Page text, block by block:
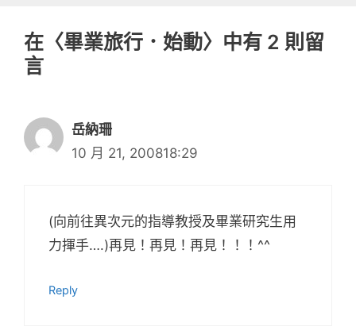
在〈畢業旅行．始動〉中有 2 則留
言
岳納珊
10 月 21, 200818:29
(向前往異次元的指導教授及畢業研究生用
力揮手….)再見！再見！再見！！！^^
Reply